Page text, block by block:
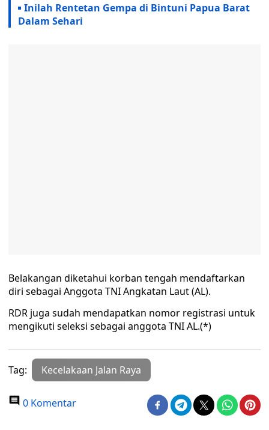
Inilah Rentetan Gempa di Bintuni Papua Barat
Dalam Sehari
Belakangan diketahui korban tengah mendaftarkan
diri sebagai Anggota TNI Angkatan Laut (AL).
RDR juga sudah mendapatkan nomor registrasi untuk
mengikuti seleksi sebagai anggota TNI AL.(*)
Tag: Kecelakaan Jalan Raya
0 Komentar